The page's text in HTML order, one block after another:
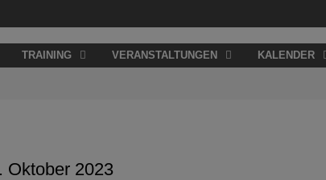
TRAINING VERANSTALTUNGEN KALENDER
Oktober 2023